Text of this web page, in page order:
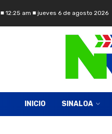
■ 12:25 am ■ jueves 6 de agosto 2026
INICIO SINALOA